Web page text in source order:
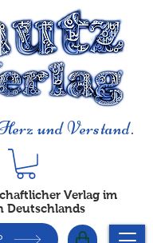
und Verstand.
Verlag im
Deutschlands